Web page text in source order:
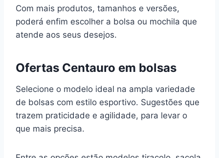
Com mais produtos, tamanhos e versões,
poderá enfim escolher a bolsa ou mochila que
atende aos seus desejos.
Ofertas Centauro em bolsas
Selecione o modelo ideal na ampla variedade
de bolsas com estilo esportivo. Sugestões que
trazem praticidade e agilidade, para levar o
que mais precisa.